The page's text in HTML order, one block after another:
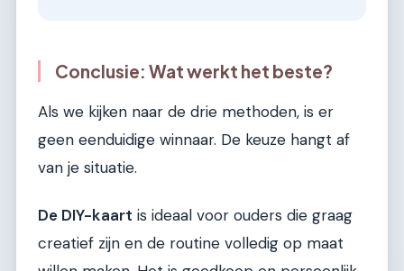
Conclusie: Wat werkt het beste?
Als we kijken naar de drie methoden, is er
geen eenduidige winnaar. De keuze hangt af
van je situatie.
De DIY-kaart is ideaal voor ouders die graag
creatief zijn en de routine volledig op maat